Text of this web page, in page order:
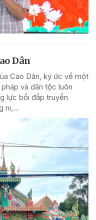
Dân
Cao Dân, ký ức về một
và dân tộc luôn
lực bồi đắp truyền
ni,...